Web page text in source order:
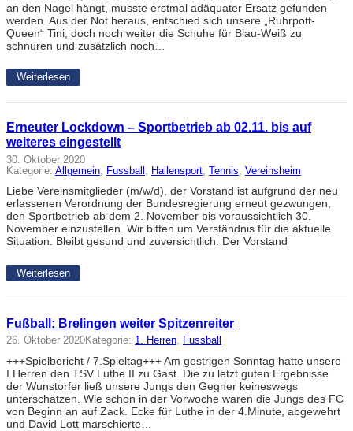
an den Nagel hängt, musste erstmal adäquater Ersatz gefunden
werden. Aus der Not heraus, entschied sich unsere „Ruhrpott-
Queen“ Tini, doch noch weiter die Schuhe für Blau-Weiß zu
schnüren und zusätzlich noch…
Weiterlesen
Erneuter Lockdown – Sportbetrieb ab 02.11. bis auf
weiteres eingestellt
30. Oktober 2020
Kategorie: Allgemein Fussball Hallensport Tennis Vereinsheim
Liebe Vereinsmitglieder (m/w/d), der Vorstand ist aufgrund der neu
erlassenen Verordnung der Bundesregierung erneut gezwungen,
den Sportbetrieb ab dem 2. November bis voraussichtlich 30.
November einzustellen. Wir bitten um Verständnis für die aktuelle
Situation. Bleibt gesund und zuversichtlich. Der Vorstand
Weiterlesen
Fußball: Brelingen weiter Spitzenreiter
26. Oktober 2020Kategorie: 1. Herren, Fussball
+++Spielbericht / 7.Spieltag+++ Am gestrigen Sonntag hatte unsere
I.Herren den TSV Luthe II zu Gast. Die zu letzt guten Ergebnisse
der Wunstorfer ließ unsere Jungs den Gegner keineswegs
unterschätzen. Wie schon in der Vorwoche waren die Jungs des FC
von Beginn an auf Zack. Ecke für Luthe in der 4.Minute, abgewehrt
und David Lott marschierte…